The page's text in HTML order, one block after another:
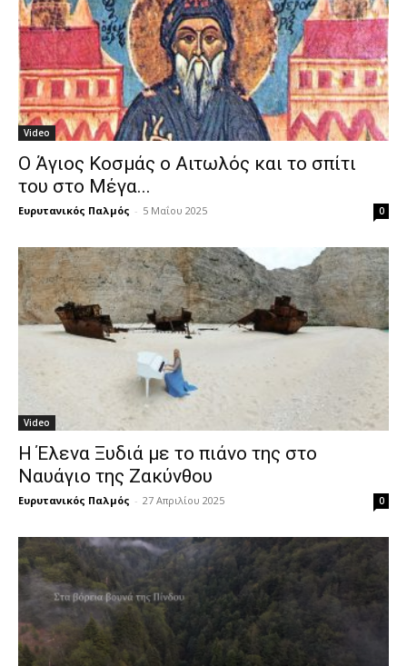
Video
Ο Άγιος Κοσμάς ο Αιτωλός και το σπίτι
του στο Μέγα...
Ευρυτανικός Παλμός - 5 Μαΐου 2025 0
Video
Η Έλενα Ξυδιά με το πιάνο της στο
Ναυάγιο της Ζακύνθου
Ευρυτανικός Παλμός - 27 Απριλίου 2025 0